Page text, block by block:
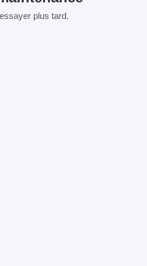
plus tard.